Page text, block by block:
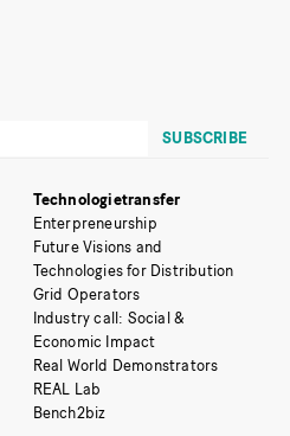
Technologietransfer
Enterpreneurship
Future Visions and
Technologies for Distribution
Grid Operators
Industry call: Social &
Economic Impact
Real World Demonstrators
REAL Lab
Bench2biz